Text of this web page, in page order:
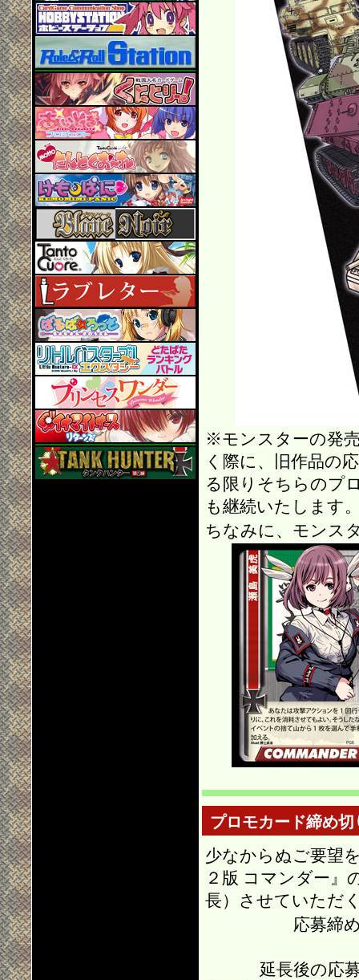
※モンスターの発
く際に、旧作品の
る限りそちらのプ
も継続いたします
ちなみに、モンス
プロモカード締め
少なからぬご要望
２版 コマンダー』
長）させていただ
応募締
延長後の応